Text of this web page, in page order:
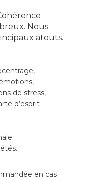
Nous
atouts.
de stress,
d’esprit
en cas